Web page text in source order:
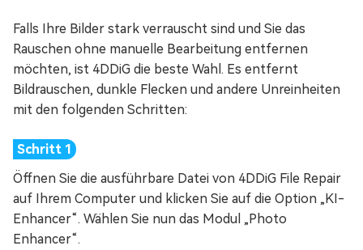
Falls Ihre Bilder stark verrauscht sind und Sie das
Rauschen ohne manuelle Bearbeitung entfernen
möchten, ist 4DDiG die beste Wahl. Es entfernt
Bildrauschen, dunkle Flecken und andere Unreinheiten
mit den folgenden Schritten:
Öffnen Sie die ausführbare Datei von 4DDiG File Repair
auf Ihrem Computer und klicken Sie auf die Option „KI-
Enhancer“. Wählen Sie nun das Modul „Photo
Enhancer“.